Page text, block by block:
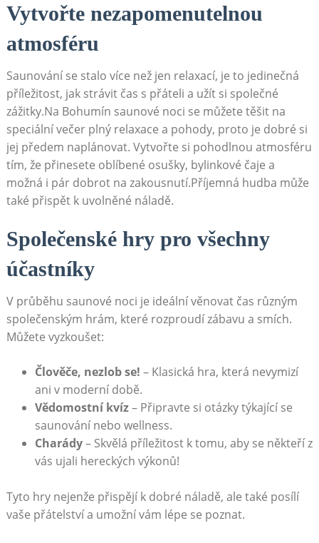
Vytvořte ⁣nezapomenutelnou⁤
atmosféru
Saunování ⁢se stalo více než jen relaxací,‍ je to jedinečná
příležitost, jak strávit‍ čas s přáteli a užít si společné
‌zážitky.Na Bohumín⁣ saunové ​noci⁣ se můžete těšit⁣ na ​
speciální ​večer plný ⁣relaxace a⁣ pohody, proto je dobré si
jej ⁣předem naplánovat. Vytvořte si pohodlnou atmosféru
tím, že přinesete ​oblíbené osušky,​ bylinkové čaje a
možná i pár dobrot ⁤na​ zakousnutí.Příjemná ⁢hudba ‍může⁢
také přispět‍ k uvolněné náladě.
Společenské hry ​pro všechny
účastníky
V průběhu ⁤saunové noci ​je ideální věnovat ‌čas různým
společenským hrám, které rozproudí ⁢zábavu a smích.⁤
Můžete vyzkoušet:
Člověče, nezlob se! – Klasická hra, ⁢která ​nevymizí
‍ani v moderní‌ době.
Vědomostní kvíz– Připravte si otázky týkající se
saunování ⁣nebo wellness.
Charády– Skvělá příležitost k tomu, aby ​se někteří z
vás ‌ujali hereckých výkonů!
Tyto hry nejenže přispějí k dobré náladě, ale také posílí
vaše‍ přátelství a umožní vám ⁤lépe ⁣se ⁣poznat.